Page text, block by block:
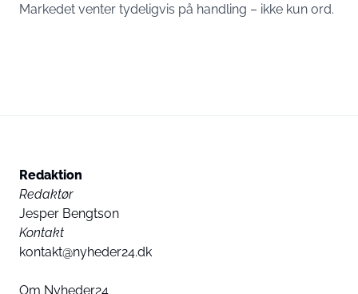
Markedet venter tydeligvis på handling – ikke kun ord.
Redaktion
Redaktør
Jesper Bengtson
Kontakt
kontakt@nyheder24.dk
Om Nyheder24